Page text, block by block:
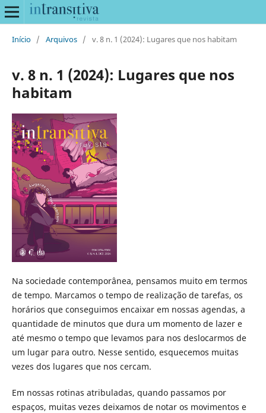
Início / Arquivos / v. 8 n. 1 (2024): Lugares que nos habitam
v. 8 n. 1 (2024): Lugares que nos
habitam
Na sociedade contemporânea, pensamos muito em termos
de tempo. Marcamos o tempo de realização de tarefas, os
horários que conseguimos encaixar em nossas agendas, a
quantidade de minutos que dura um momento de lazer e
até mesmo o tempo que levamos para nos deslocarmos de
um lugar para outro. Nesse sentido, esquecemos muitas
vezes dos lugares que nos cercam.
Em nossas rotinas atribuladas, quando passamos por
espaços, muitas vezes deixamos de notar os movimentos e